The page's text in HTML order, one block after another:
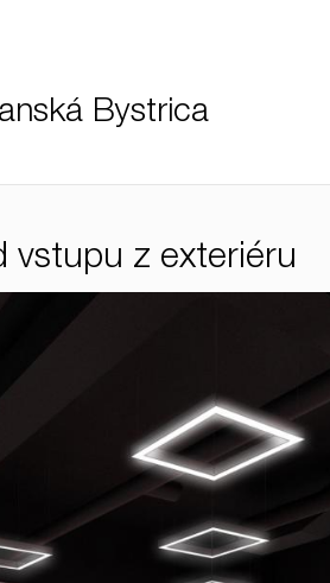
Bystrica
vstupu z exteriéru